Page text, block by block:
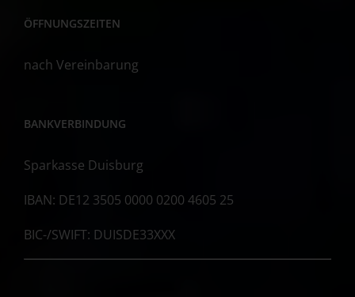
ÖFFNUNGSZEITEN
nach Vereinbarung
BANKVERBINDUNG
Sparkasse Duisburg
IBAN: DE12 3505 0000 0200 4605 25
BIC-/SWIFT: DUISDE33XXX